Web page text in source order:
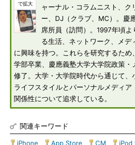
ャーナル・コラムニスト、ク
ー、DJ（クラブ、MC）。慶
席所員（訪問）。1997年頃
る生活、ネットワーク、メデ
に興味を持つ。これらを研究するため
学部卒業、慶應義塾大学大学院政策・
修了。大学・大学院時代から通じて、
ライフスタイルとパーソナルメディ
関係性について追求している。
関連キーワード
iPhone App Store CM iPod